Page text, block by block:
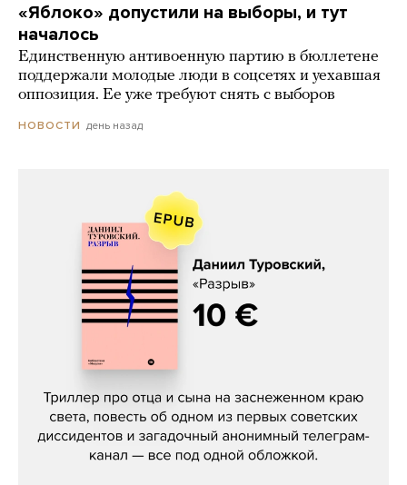
«Яблоко» допустили на выборы, и тут
началось
Единственную антивоенную партию в бюллетене
поддержали молодые люди в соцсетях и уехавшая
оппозиция. Ее уже требуют снять с выборов
НОВОСТИ день назад
Даниил Туровский, «Разрыв»